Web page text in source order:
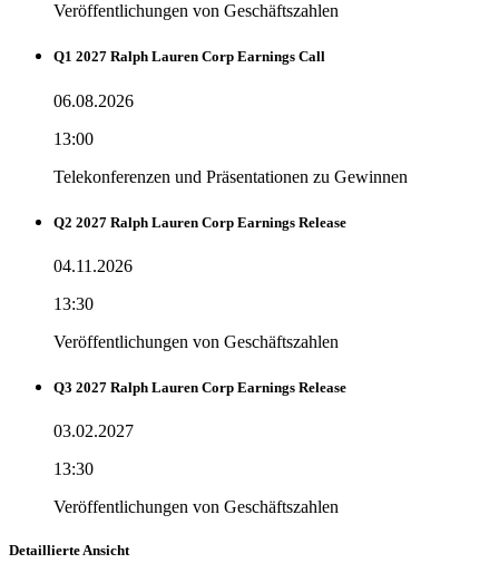
Veröffentlichungen von Geschäftszahlen
Q1 2027 Ralph Lauren Corp Earnings Call
06.08.2026
13:00
Telekonferenzen und Präsentationen zu Gewinnen
Q2 2027 Ralph Lauren Corp Earnings Release
04.11.2026
13:30
Veröffentlichungen von Geschäftszahlen
Q3 2027 Ralph Lauren Corp Earnings Release
03.02.2027
13:30
Veröffentlichungen von Geschäftszahlen
Detaillierte Ansicht